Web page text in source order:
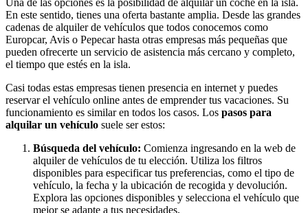
Una de las opciones es la posibilidad de alquilar un coche en la isla.
En este sentido, tienes una oferta bastante amplia. Desde las grandes
cadenas de alquiler de vehículos que todos conocemos como
Europcar, Avis o Pepecar hasta otras empresas más pequeñas que
pueden ofrecerte un servicio de asistencia más cercano y completo,
el tiempo que estés en la isla.
Casi todas estas empresas tienen presencia en internet y puedes
reservar el vehículo online antes de emprender tus vacaciones. Su
funcionamiento es similar en todos los casos. Los pasos para
alquilar un vehículo suele ser estos:
Búsqueda del vehículo: Comienza ingresando en la web de
alquiler de vehículos de tu elección. Utiliza los filtros
disponibles para especificar tus preferencias, como el tipo de
vehículo, la fecha y la ubicación de recogida y devolución.
Explora las opciones disponibles y selecciona el vehículo que
mejor se adapte a tus necesidades.